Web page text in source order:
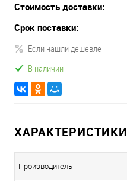
Стоимость доставки:
Срок поставки:
Если нашли дешевле
В наличии
ХАРАКТЕРИСТИКИ
Производитель